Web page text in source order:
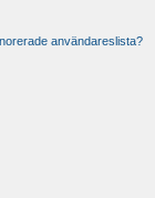
användareslista?